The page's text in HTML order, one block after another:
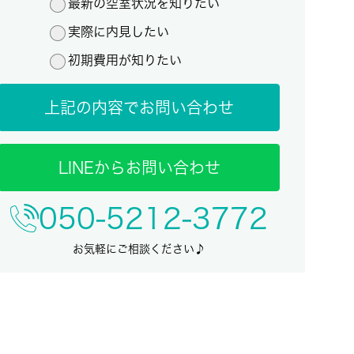
最新の空室状況を知りたい
実際に内見したい
初期費用が知りたい
上記の内容でお問い合わせ
LINEからお問い合わせ
050-5212-3772
お気軽にご相談ください♪